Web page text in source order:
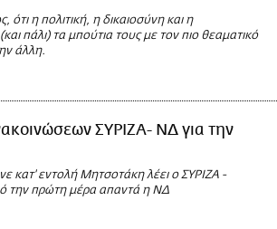
η πολιτική, η δικαιοσύνη και η
πάλι) τα μπούτια τους με τον πιο θεαματικό
άλλη.
ΣΥΡΙΖΑ- ΝΔ για την
κατ' εντολή Μητσοτάκη λέει ο ΣΥΡΙΖΑ -
την πρώτη μέρα απαντά η ΝΔ